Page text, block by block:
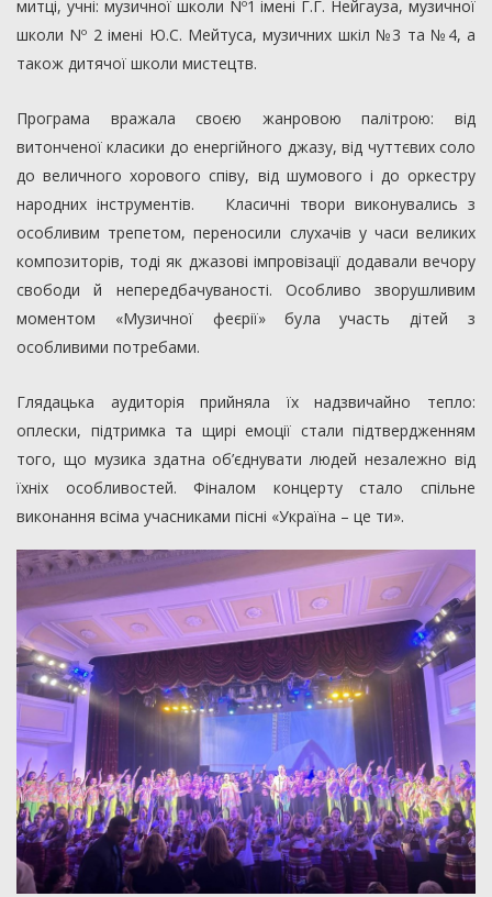
митці, учні: музичної школи Nº1 імені Г.Г. Нейгауза, музичної
школи Nº 2 імені Ю.С. Мейтуса, музичних шкіл №3 та №4, а
також дитячої школи мистецтв.
Програма вражала своєю жанровою палітрою: від
витонченої класики до енергійного джазу, від чуттєвих соло
до величного хорового співу, від шумового і до оркестру
народних інструментів. Класичні твори виконувались з
особливим трепетом, переносили слухачів у часи великих
композиторів, тоді як джазові імпровізації додавали вечору
свободи й непередбачуваності. Особливо зворушливим
моментом «Музичної феєрії» була участь дітей з
особливими потребами.
Глядацька аудиторія прийняла їх надзвичайно тепло:
оплески, підтримка та щирі емоції стали підтвердженням
того, що музика здатна об’єднувати людей незалежно від
їхніх особливостей. Фіналом концерту стало спільне
виконання всіма учасниками пісні «Україна – це ти».